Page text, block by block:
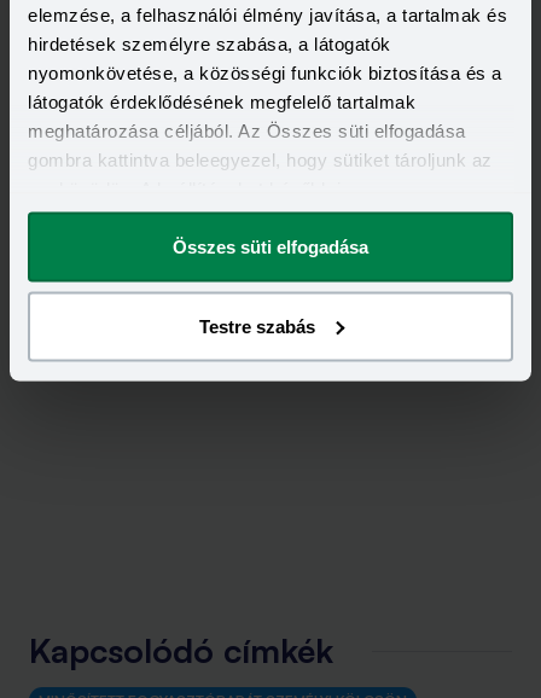
elemzése, a felhasználói élmény javítása, a tartalmak és
hirdetések személyre szabása, a látogatók
nyomonkövetése, a közösségi funkciók biztosítása és a
látogatók érdeklődésének megfelelő tartalmak
meghatározása céljából. Az Összes süti elfogadása
gombra kattintva beleegyezel, hogy sütiket tároljunk az
megváltoztathatod.
Összes süti elfogadása
Testre szabás
Feliratkozás
Kapcsolódó címkék